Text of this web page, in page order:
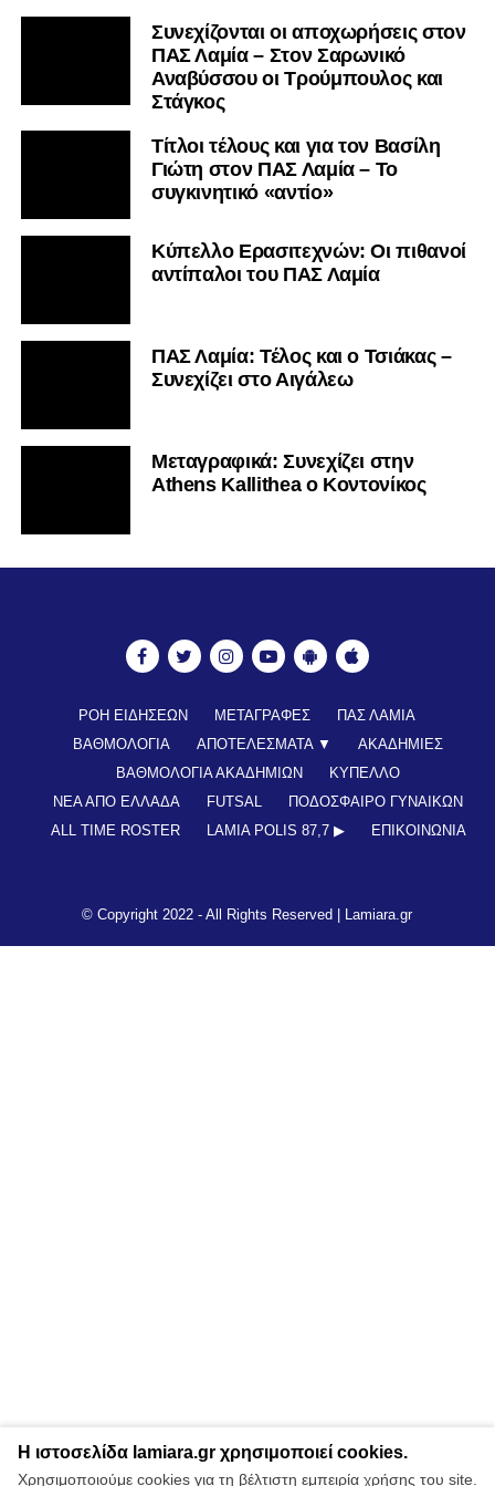
Συνεχίζονται οι αποχωρήσεις στον
ΠΑΣ Λαμία – Στον Σαρωνικό
Αναβύσσου οι Τρούμπουλος και
Στάγκος
Τίτλοι τέλους και για τον Βασίλη
Γιώτη στον ΠΑΣ Λαμία – Το
συγκινητικό «αντίο»
Κύπελλο Ερασιτεχνών: Οι πιθανοί
αντίπαλοι του ΠΑΣ Λαμία
ΠΑΣ Λαμία: Τέλος και ο Τσιάκας –
Συνεχίζει στο Αιγάλεω
Mεταγραφικά: Συνεχίζει στην
Athens Kallithea ο Κοντονίκος
ΡΟΗ ΕΙΔΗΣΕΩΝ ΜΕΤΑΓΡΑΦΕΣ
ΠΑΣ ΛΑΜΙΑ
ΒΑΘΜΟΛΟΓΙΑ
ΑΠΟΤΕΛΕΣΜΑΤΑ ▼
ΑΚΑΔΗΜΙΕΣ
ΒΑΘΜΟΛΟΓΙΑ ΑΚΑΔΗΜΙΩΝ
ΚΥΠΕΛΛΟ
ΝΕΑ ΑΠΟ ΕΛΛΑΔΑ
FUTSAL
ΠΟΔΟΣΦΑΙΡΟ ΓΥΝΑΙΚΩΝ
ALL TIME ROSTER
LAMIA POLIS 87,7 ▶︎ ΕΠΙΚΟΙΝΩΝΊΑ
© Copyright 2022 - All Rights Reserved | Lamiara.gr
Η ιστοσελίδα lamiara.gr χρησιμοποιεί cookies.
Χρησιμοποιούμε cookies για τη βέλτιστη εμπειρία χρήσης του site.